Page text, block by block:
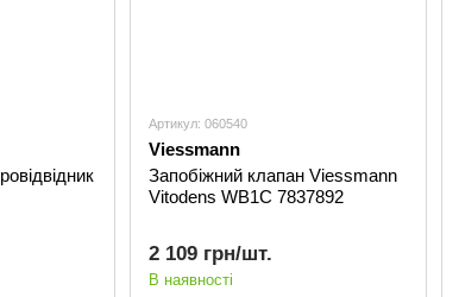
Артикул: 060540
Viessmann
Запобіжний клапан Viessmann
Vitodens WB1C 7837892
2 109 грн/шт.
В наявності